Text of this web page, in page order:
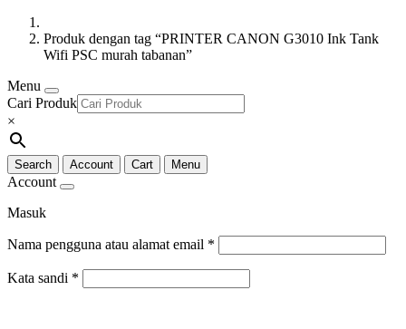
Produk dengan tag “PRINTER CANON G3010 Ink Tank
Wifi PSC murah tabanan”
Menu
Cari Produk
×
Search Account Cart Menu
Account
Masuk
Nama pengguna atau alamat email *
Kata sandi *